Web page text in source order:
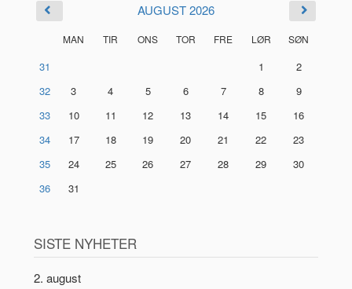
AUGUST 2026
MAN TIR ONS TOR FRE LØR SØN
31 1
2
32
3 4 5 6 7 8
9
33
10 11 12 13 14 15
16
34
17 18 19 20 21 22
23
35
24 25 26 27 28 29
30
36
31
SISTE NYHETER
2. august